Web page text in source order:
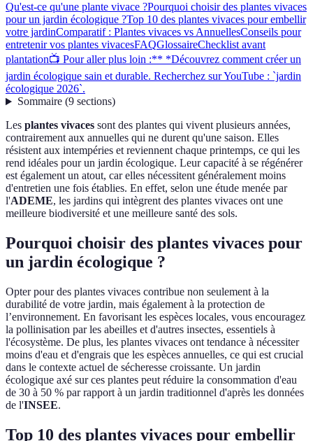
Qu'est-ce qu'une plante vivace ?Pourquoi choisir des plantes vivaces
pour un jardin écologique ?Top 10 des plantes vivaces pour embellir
votre jardinComparatif : Plantes vivaces vs AnnuellesConseils pour
entretenir vos plantes vivacesFAQGlossaireChecklist avant
plantation📺 Pour aller plus loin :** *Découvrez comment créer un
jardin écologique sain et durable. Recherchez sur YouTube : `jardin
écologique 2026`.
Sommaire(9 sections)
Les plantes vivaces sont des plantes qui vivent plusieurs années,
contrairement aux annuelles qui ne durent qu'une saison. Elles
résistent aux intempéries et reviennent chaque printemps, ce qui les
rend idéales pour un jardin écologique. Leur capacité à se régénérer
est également un atout, car elles nécessitent généralement moins
d'entretien une fois établies. En effet, selon une étude menée par
l'ADEME, les jardins qui intègrent des plantes vivaces ont une
meilleure biodiversité et une meilleure santé des sols.
Pourquoi choisir des plantes vivaces pour
un jardin écologique ?
Opter pour des plantes vivaces contribue non seulement à la
durabilité de votre jardin, mais également à la protection de
l’environnement. En favorisant les espèces locales, vous encouragez
la pollinisation par les abeilles et d'autres insectes, essentiels à
l'écosystème. De plus, les plantes vivaces ont tendance à nécessiter
moins d'eau et d'engrais que les espèces annuelles, ce qui est crucial
dans le contexte actuel de sécheresse croissante. Un jardin
écologique axé sur ces plantes peut réduire la consommation d'eau
de 30 à 50 % par rapport à un jardin traditionnel d'après les données
de l'INSEE.
Top 10 des plantes vivaces pour embellir